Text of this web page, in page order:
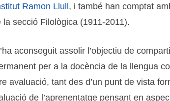
Ramon Llull , i també han comptat
secció Filològica (1911-2011).
aconseguit assolir l’objectiu de
per a la docència de la llengua
avaluació, tant des d’un punt de vista
de l’aprenentatge pensant en